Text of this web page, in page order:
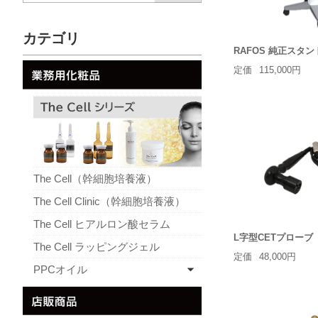
RAFOS 純正スタン
定価
115,000円
L字型CETプローブ
定価
48,000円
カテゴリ
The Cell（幹細胞培養液）
The Cell Clinic（幹細胞培養液）
The Cell ヒアルロン酸セラム
The Cell ラッピングジェル
PPCオイル